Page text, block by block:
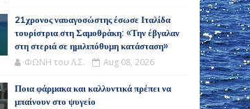
21χρονος ναυαγοσώστης έσωσε Ιταλίδα
τουρίστρια στη Σαμοθράκη: «Την έβγαλαν
στη στεριά σε ημιλιπόθυμη κατάσταση»
ΦΩΝΗ του Λ.Σ. Aug 08, 2026
Ποια φάρμακα και καλλυντικά πρέπει να
μπαίνουν στο ψυγείο